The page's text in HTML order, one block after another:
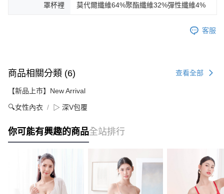
罩杯裡 莫代爾纖維64%聚酯纖維32%彈性纖維4%
客服
商品相關分類 (6) 查看全部
【新品上市】New Arrival
🔍女性內衣 ▷ 深V包覆
你可能有興趣的商品全站排行